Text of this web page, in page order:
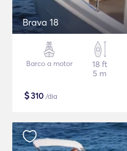
Brava 18
Barco a motor
18 ft
5 m
$310 /dia